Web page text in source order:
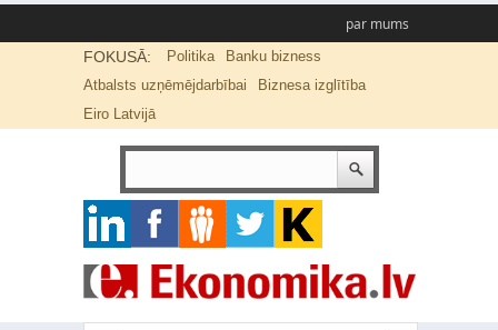
par mums
FOKUSĀ: Politika
Banku bizness
Atbalsts uzņēmējdarbībai
Biznesa izglītība
Eiro Latvijā